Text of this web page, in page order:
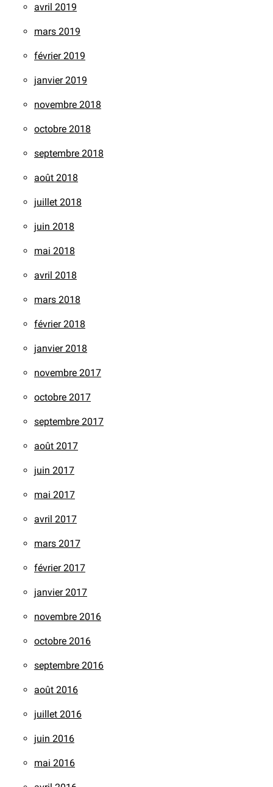
avril 2019
mars 2019
février 2019
janvier 2019
novembre 2018
octobre 2018
septembre 2018
août 2018
juillet 2018
juin 2018
mai 2018
avril 2018
mars 2018
février 2018
janvier 2018
novembre 2017
octobre 2017
septembre 2017
août 2017
juin 2017
mai 2017
avril 2017
mars 2017
février 2017
janvier 2017
novembre 2016
octobre 2016
septembre 2016
août 2016
juillet 2016
juin 2016
mai 2016